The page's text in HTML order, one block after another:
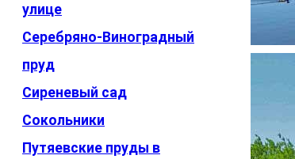
улице
Серебряно-Виноградный
пруд
Сиреневый сад
Сокольники
Путяевские пруды в